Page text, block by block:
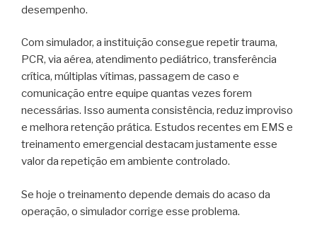
desempenho.
Com simulador, a instituição consegue repetir trauma,
PCR, via aérea, atendimento pediátrico, transferência
crítica, múltiplas vítimas, passagem de caso e
comunicação entre equipe quantas vezes forem
necessárias. Isso aumenta consistência, reduz improviso
e melhora retenção prática. Estudos recentes em EMS e
treinamento emergencial destacam justamente esse
valor da repetição em ambiente controlado.
Se hoje o treinamento depende demais do acaso da
operação, o simulador corrige esse problema.